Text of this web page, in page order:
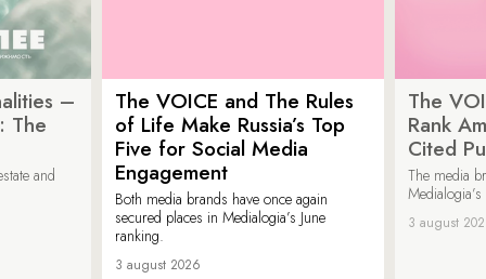
–
The
and
The VOICE and The Rules
of Life Make Russia’s Top
Five for Social Media
Engagement
Both media brands have once again
secured places in Medialogia’s June
ranking.
3 august 2026
The
Rank
Cited
The media
3 august